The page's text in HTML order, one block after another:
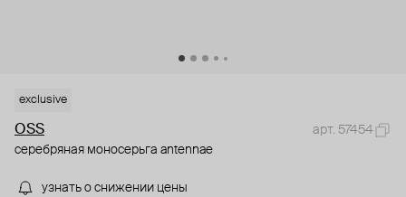
exclusive
OSS
арт. 57454
серебряная моносерьга antennae
узнать о снижении цены